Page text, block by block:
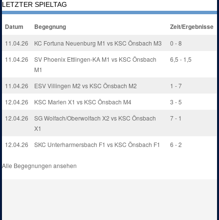
LETZTER SPIELTAG
Datum Begegnung Zeit/Ergebnisse
11.04.26 KC Fortuna Neuenburg M1 vs KSC Önsbach M3
0 - 8
11.04.26
SV Phoenix Ettlingen-KA M1 vs KSC Önsbach
M1
6,5 - 1,5
11.04.26 ESV Villingen M2 vs KSC Önsbach M2
1 - 7
12.04.26
KSC Marlen X1 vs KSC Önsbach M4
3 - 5
12.04.26
SG Wolfach/Oberwolfach X2 vs KSC Önsbach
X1
7 - 1
12.04.26 SKC Unterharmersbach F1 vs KSC Önsbach F1 6 - 2
Alle Begegnungen ansehen